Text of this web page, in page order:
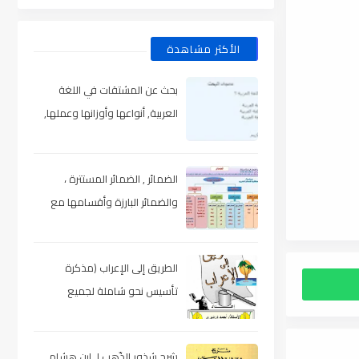
الأكثر مشاهدة
بحث عن المشتقات في اللغة
العربية, أنواعها وأوزانها وعملها,
الضمائر , الضمائر المستترة ،
والضمائر البارزة وأقسامها مع
الطريق إلى الإعراب (مذكرة
تأسيس نحو شاملة لجميع